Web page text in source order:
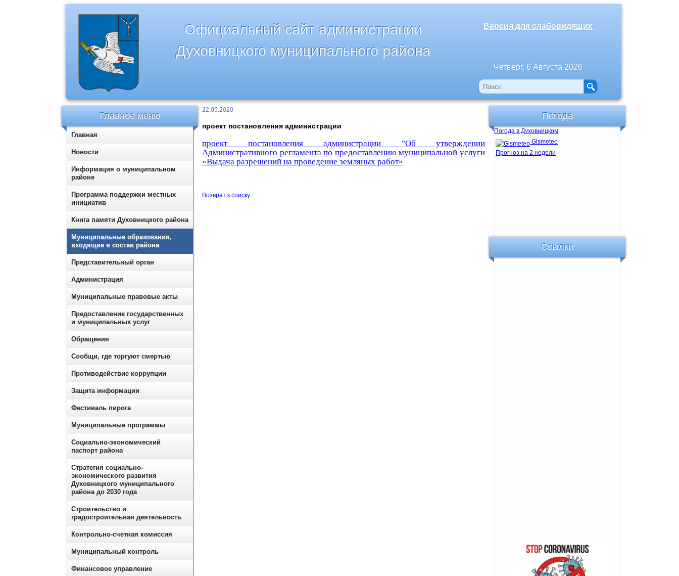
Официальный сайт администрации
Духовницкого муниципального района
Версия для слабовидящих
Четверг, 6 Августа 2026
22.05.2020
проект постановления администрации
проект постановления администрации "Об утверждении
Административного регламента по предоставлению муниципальной услуги
«Выдача разрешений на проведение земляных работ»
Возврат к списку
Главное меню
Главная
Новости
Информация о муниципальном
районе
Программа поддержки местных
инициатив
Книга памяти Духовницкого района
Муниципальные образования,
входящие в состав района
Представительный орган
Администрация
Муниципальные правовые акты
Предоставление государственных
и муниципальных услуг
Обращения
Сообщи, где торгуют смертью
Противодействие коррупции
Защита информации
Фестиваль пирога
Муниципальные программы
Социально-экономический
паспорт района
Стратегия социально-
экономического развития
Духовницкого муниципального
района до 2030 года
Строительство и
градостроительная деятельность
Контрольно-счетная комиссия
Муниципальный контроль
Финансовое управление
Погода
Погода в Духовницком
Gismeteo
Прогноз на 2 недели
Ссылки